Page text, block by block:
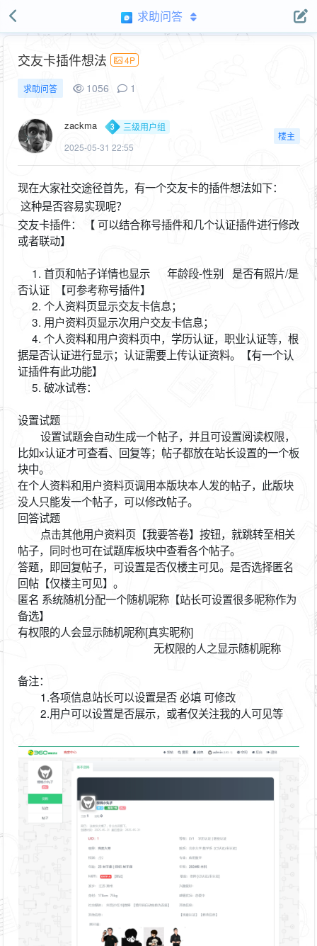
求助问答
交友卡插件想法 4P
求助问答 1056 1
zackma
三级用户组
2025-05-31 22:55
楼主
现在大家社交途径首先，有一个交友卡的插件想法如下：
这种是否容易实现呢？
交友卡插件： 【 可以结合称号插件和几个认证插件进行修改
或者联动】
1. 首页和帖子详情也显示
年龄段-性别 是否有照片/是
否认证 【可参考称号插件】
2. 个人资料页显示交友卡信息；
3. 用户资料页显示次用户交友卡信息；
4. 个人资料和用户资料页中，学历认证，职业认证等，根
据是否认证进行显示；认证需要上传认证资料。【有一个认
证插件有此功能】
5. 破冰试卷：
设置试题
设置试题会自动生成一个帖子，并且可设置阅读权限，
比如x认证才可查看、回复等；帖子都放在站长设置的一个板
块中。
在个人资料和用户资料页调用本版块本人发的帖子，此版块
没人只能发一个帖子，可以修改帖子。
回答试题
点击其他用户资料页【我要答卷】按钮，就跳转至相关
帖子，同时也可在试题库板块中查看各个帖子。
答题，即回复帖子，可设置是否仅楼主可见。是否选择匿名
回帖【仅楼主可见】。
匿名 系统随机分配一个随机昵称【站长可设置很多昵称作为
备选】
有权限的人会显示随机昵称[真实昵称]
无权限的人之显示随机昵称
备注：
1.各项信息站长可以设置是否 必填 可修改
2.用户可以设置是否展示，或者仅关注我的人可见等